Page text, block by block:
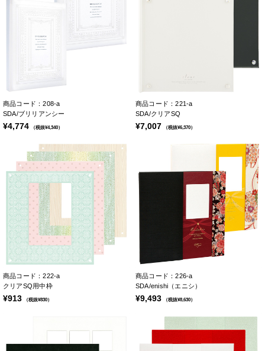
商品コード：208-a
SDA/ブリリアンシー
¥4,774 （税抜¥4,340）
商品コード：221-a
SDA/クリアSQ
¥7,007 （税抜¥6,370）
商品コード：222-a
クリアSQ用中枠
¥913 （税抜¥830）
商品コード：226-a
SDA/enishi（エニシ）
¥9,493 （税抜¥8,630）